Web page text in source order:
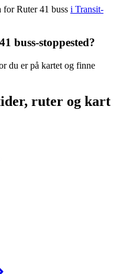
for Ruter 41 buss i Transit-
buss-stoppested?
du er på kartet og finne
ruter og kart